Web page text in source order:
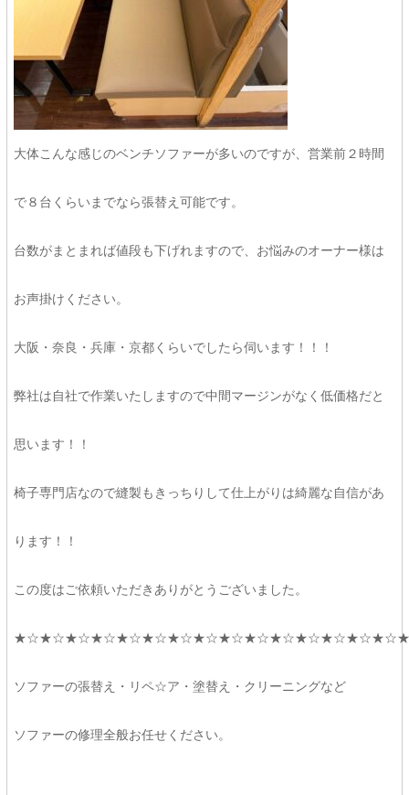
大体こんな感じのベンチソファーが多いのですが、営業前２時間
で８台くらいまでなら張替え可能です。
台数がまとまれば値段も下げれますので、お悩みのオーナー様は
お声掛けください。
大阪・奈良・兵庫・京都くらいでしたら伺います！！！
弊社は自社で作業いたしますので中間マージンがなく低価格だと
思います！！
椅子専門店なので縫製もきっちりして仕上がりは綺麗な自信があ
ります！！
この度はご依頼いただきありがとうございました。
ソファーの張替え・リペ☆ア・塗替え・クリーニングなど
ソファーの修理全般お任せください。